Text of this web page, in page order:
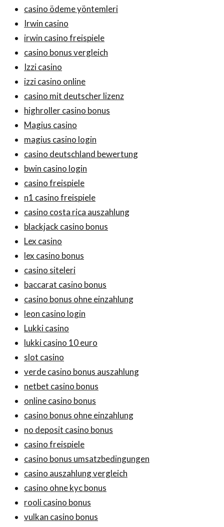
casino ödeme yöntemleri
Irwin casino
irwin casino freispiele
casino bonus vergleich
Izzi casino
izzi casino online
casino mit deutscher lizenz
highroller casino bonus
Magius casino
magius casino login
casino deutschland bewertung
bwin casino login
casino freispiele
n1 casino freispiele
casino costa rica auszahlung
blackjack casino bonus
Lex casino
lex casino bonus
casino siteleri
baccarat casino bonus
casino bonus ohne einzahlung
leon casino login
Lukki casino
lukki casino 10 euro
slot casino
verde casino bonus auszahlung
netbet casino bonus
online casino bonus
casino bonus ohne einzahlung
no deposit casino bonus
casino freispiele
casino bonus umsatzbedingungen
casino auszahlung vergleich
casino ohne kyc bonus
rooli casino bonus
vulkan casino bonus